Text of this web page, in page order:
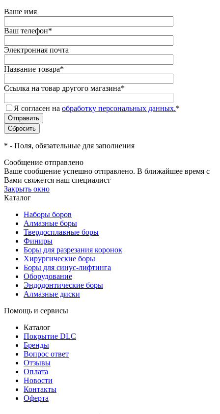
Ваше имя
Ваш телефон*
Электронная почта
Название товара*
Ссылка на товар другого магазина*
Я согласен на обработку персональных данных.*
* - Поля, обязательные для заполнения
Сообщение отправлено
Ваше сообщение успешно отправлено. В ближайшее время с
Вами свяжется наш специалист
Закрыть окно
Каталог
Наборы боров
Алмазные боры
Твердосплавные боры
Финиры
Боры для разрезания коронок
Хирургические боры
Боры для синус-лифтинга
Оборудование
Эндодонтические боры
Алмазные диски
Помощь и сервисы
Каталог
Покрытие DLC
Бренды
Вопрос ответ
Отзывы
Оплата
Новости
Контакты
Оферта